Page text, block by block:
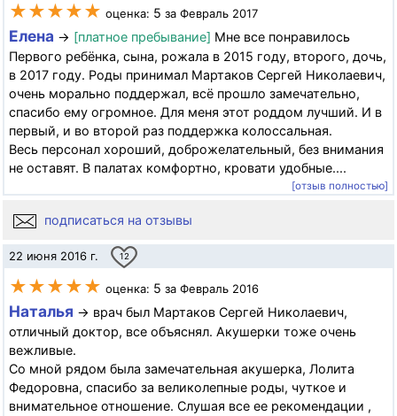
★★★★★ оценка: 5 за Февраль 2017
Елена → [платное пребывание] Мне все понравилось
Первого ребёнка, сына, рожала в 2015 году, второго, дочь,
в 2017 году. Роды принимал Мартаков Сергей Николаевич,
очень морально поддержал, всё прошло замечательно,
спасибо ему огромное. Для меня этот роддом лучший. И в
первый, и во второй раз поддержка колоссальная.
Весь персонал хороший, доброжелательный, без внимания
не оставят. В палатах комфортно, кровати удобные....
[отзыв полностью]
подписаться на отзывы
22 июня 2016 г. 12
★★★★★ оценка: 5 за Февраль 2016
Наталья → врач был Мартаков Сергей Николаевич,
отличный доктор, все объяснял. Акушерки тоже очень
вежливые.
Со мной рядом была замечательная акушерка, Лолита
Федоровна, спасибо за великолепные роды, чуткое и
внимательное отношение. Слушая все ее рекомендации ,